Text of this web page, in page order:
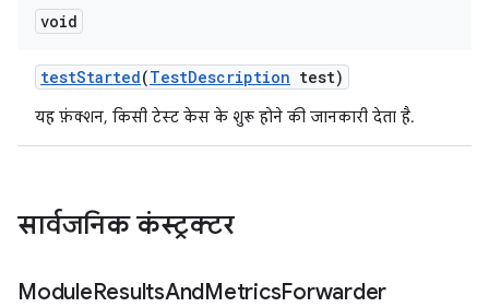
void
testStarted(TestDescription test)
यह फ़ंक्शन, किसी टेस्ट केस के शुरू होने की जानकारी देता है.
सार्वजनिक कंस्ट्रक्टर
ModuleResultsAndMetricsForwarder